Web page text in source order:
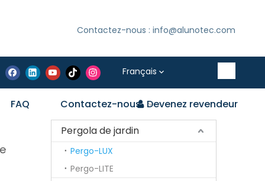
Contactez-nous : info@alunotec.com
Français
FAQ Contactez-nous Devenez revendeur
Pergola de jardin
Pergo-LUX
Pergo-LITE